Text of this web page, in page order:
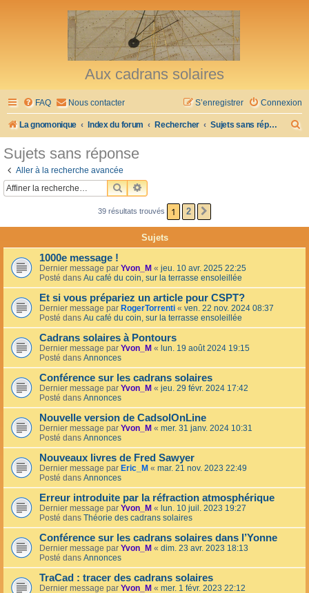
Aux cadrans solaires
FAQ Nous contacter Connexion
S’enregistrer
La gnomonique Index du forum Rechercher Sujets sans réponse
h
r
Sujets sans réponse
Aller à la recherche avancée
RECHERCHER
RECHERCHE AVANCÉE
39 résultats trouvés 1 2
Sujets
1000e message !
Dernier message par Yvon_M « jeu. 10 avr. 2025 22:25
Posté dans Au café du coin, sur la terrasse ensoleillée
Et si vous prépariez un article pour CSPT?
Dernier message par RogerTorrenti « ven. 22 nov. 2024 08:37
Posté dans Au café du coin, sur la terrasse ensoleillée
Cadrans solaires à Pontours
Dernier message par Yvon_M « lun. 19 août 2024 19:15
Posté dans Annonces
Conférence sur les cadrans solaires
Dernier message par Yvon_M « jeu. 29 févr. 2024 17:42
Posté dans Annonces
Nouvelle version de CadsolOnLine
Dernier message par Yvon_M « mer. 31 janv. 2024 10:31
Posté dans Annonces
Nouveaux livres de Fred Sawyer
Dernier message par Eric_M « mar. 21 nov. 2023 22:49
Posté dans Annonces
Erreur introduite par la réfraction atmosphérique
Dernier message par Yvon_M « lun. 10 juil. 2023 19:27
Posté dans Théorie des cadrans solaires
Conférence sur les cadrans solaires dans l’Yonne
Dernier message par Yvon_M « dim. 23 avr. 2023 18:13
Posté dans Annonces
TraCad : tracer des cadrans solaires
Dernier message par Yvon_M « mer. 1 févr. 2023 22:12